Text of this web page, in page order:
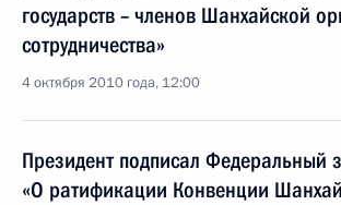
государств – членов Шанхайской
сотрудничества»
4 октября 2010 года, 12:00
Президент подписал Федеральный
«О ратификации Конвенции